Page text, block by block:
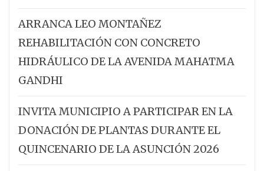
ARRANCA LEO MONTAÑEZ
REHABILITACIÓN CON CONCRETO
HIDRÁULICO DE LA AVENIDA MAHATMA
GANDHI
INVITA MUNICIPIO A PARTICIPAR EN LA
DONACIÓN DE PLANTAS DURANTE EL
QUINCENARIO DE LA ASUNCIÓN 2026